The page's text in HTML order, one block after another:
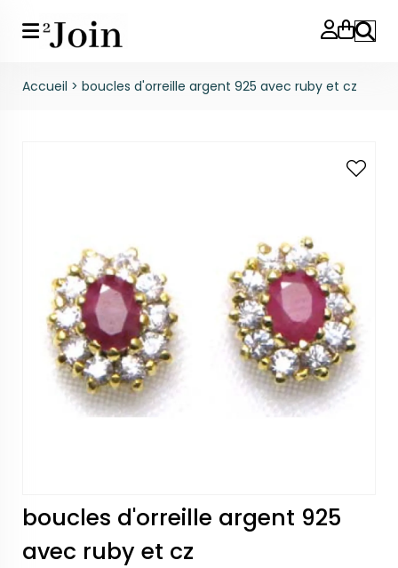
Accueil > boucles d'orreille argent 925 avec ruby et cz
boucles d'orreille argent 925
avec ruby et cz